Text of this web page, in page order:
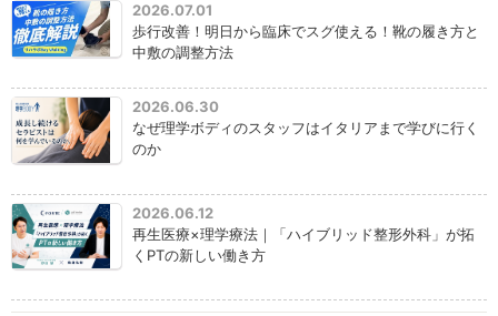
2026.07.01
歩行改善！明日から臨床でスグ使える！靴の履き方と
中敷の調整方法
2026.06.30
なぜ理学ボディのスタッフはイタリアまで学びに行く
のか
2026.06.12
再生医療×理学療法｜「ハイブリッド整形外科」が拓
くPTの新しい働き方